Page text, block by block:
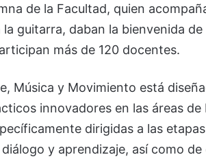
de la Facultad, quien
guitarra, daban la bienvenida
más de 120 docentes.
Música y Movimiento está
innovadores en las áreas
dirigidas a las
y aprendizaje, así como